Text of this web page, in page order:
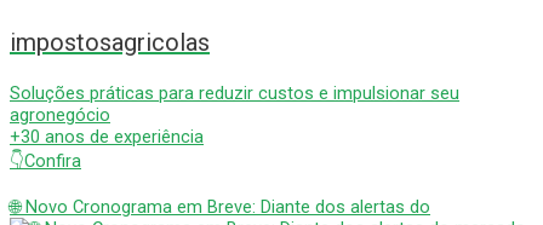
impostosagricolas
Soluções práticas para reduzir custos e impulsionar seu
agronegócio
+30 anos de experiência
👇Confira
🌐 Novo Cronograma em Breve: Diante dos alertas do